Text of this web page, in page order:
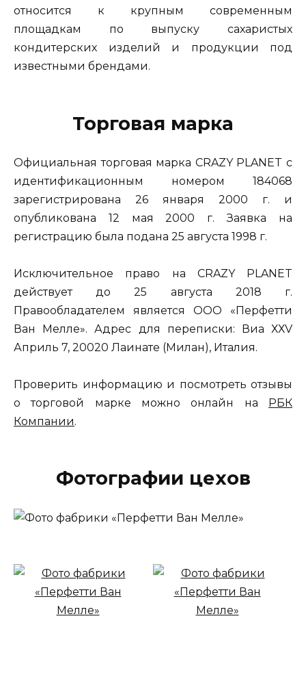
относится к крупным современным
площадкам по выпуску сахаристых
кондитерских изделий и продукции под
известными брендами.
Торговая марка
Официальная торговая марка CRAZY PLANET с
идентификационным номером 184068
зарегистрирована 26 января 2000 г. и
опубликована 12 мая 2000 г. Заявка на
регистрацию была подана 25 августа 1998 г.
Исключительное право на CRAZY PLANET
действует до 25 августа 2018 г.
Правообладателем является ООО «Перфетти
Ван Мелле». Адрес для переписки: Виа ХХV
Априль 7, 20020 Лаинате (Милан), Италия.
Проверить информацию и посмотреть отзывы
о торговой марке можно онлайн на РБК
Компании.
Фотографии цехов